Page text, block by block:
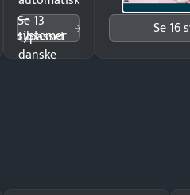
—
tilpasset
danske
Se 13
systemer Se 16